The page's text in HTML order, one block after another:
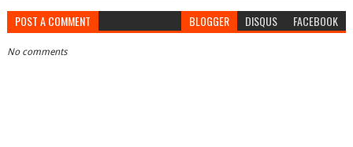
POST A COMMENT BLOGGER DISQUS FACEBOOK
No comments